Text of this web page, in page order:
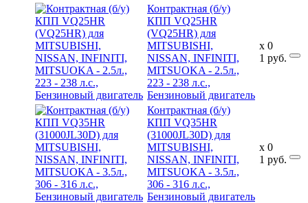
Контрактная (б/у)
КПП VQ25HR
(VQ25HR) для
MITSUBISHI,
NISSAN, INFINITI,
MITSUOKA - 2.5л.,
223 - 238 л.с.,
Бензиновый двигатель
x
1
0
руб.
Контрактная (б/у)
КПП VQ35HR
(31000JL30D) для
MITSUBISHI,
NISSAN, INFINITI,
MITSUOKA - 3.5л.,
306 - 316 л.с.,
Бензиновый двигатель
x
1
0
руб.